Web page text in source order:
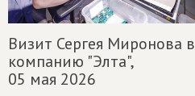
Визит Сергея Миронова в
компанию "Элта",
05 мая 2026